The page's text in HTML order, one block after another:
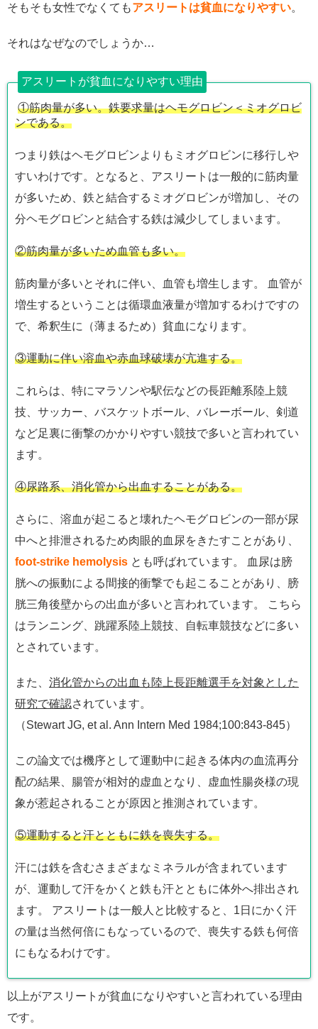
そもそも女性でなくてもアスリートは貧血になりやすい。
それはなぜなのでしょうか…
アスリートが貧血になりやすい理由
①筋肉量が多い。鉄要求量はヘモグロビン＜ミオグロビ
ンである。
つまり鉄はヘモグロビンよりもミオグロビンに移行しや
すいわけです。となると、アスリートは一般的に筋肉量
が多いため、鉄と結合するミオグロビンが増加し、その
分ヘモグロビンと結合する鉄は減少してしまいます。
②筋肉量が多いため血管も多い。
筋肉量が多いとそれに伴い、血管も増生します。 血管が
増生するということは循環血液量が増加するわけですの
で、希釈生に（薄まるため）貧血になります。
③運動に伴い溶血や赤血球破壊が亢進する。
これらは、特にマラソンや駅伝などの長距離系陸上競
技、サッカー、バスケットボール、バレーボール、剣道
など足裏に衝撃のかかりやすい競技で多いと言われてい
ます。
④尿路系、消化管から出血することがある。
さらに、溶血が起こると壊れたヘモグロビンの一部が尿
中へと排泄されるため肉眼的血尿をきたすことがあり、
foot-strike hemolysis とも呼ばれています。 血尿は膀
胱への振動による間接的衝撃でも起こることがあり、膀
胱三角後壁からの出血が多いと言われています。 こちら
はランニング、跳躍系陸上競技、自転車競技などに多い
とされています。
また、 消化管からの出血も陸上長距離選手を対象とした
研究で確認されています。
（Stewart JG, et al. Ann Intern Med 1984;100:843-845）
この論文では機序として運動中に起きる体内の血流再分
配の結果、腸管が相対的虚血となり、虚血性腸炎様の現
象が惹起されることが原因と推測されています。
⑤運動すると汗とともに鉄を喪失する。
汗には鉄を含むさまざまなミネラルが含まれています
が、運動して汗をかくと鉄も汗とともに体外へ排出され
ます。 アスリートは一般人と比較すると、1日にかく汗
の量は当然何倍にもなっているので、喪失する鉄も何倍
にもなるわけです。
以上がアスリートが貧血になりやすいと言われている理由
です。